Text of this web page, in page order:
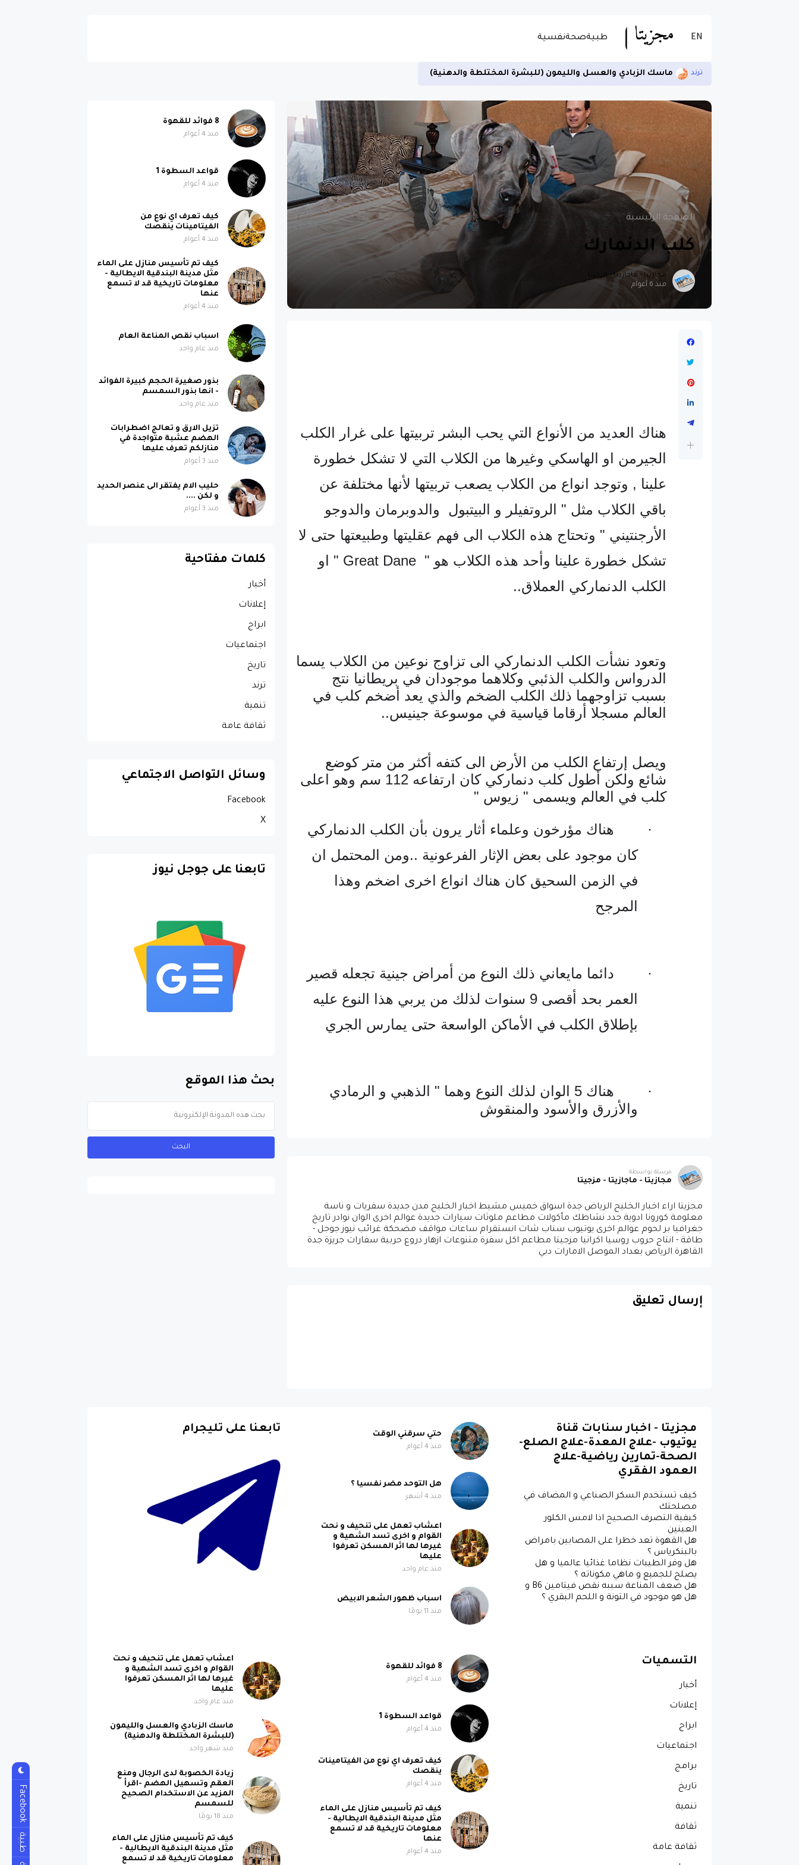
EN طبيةصحةنفسية
ترند ماسك الزبادي والعسل والليمون (للبشرة المختلطة والدهنية)
الصفحة الرئيسية
كلب الدنمارك
مجازيتا - ماجازيتا - مزجيتا
منذ 6 أعوام
هناك العديد من الأنواع التي يحب البشر تربيتها على غرار الكلب
الجيرمن او الهاسكي وغيرها من الكلاب التي لا تشكل خطورة
علينا , وتوجد انواع من الكلاب يصعب تربيتها لأنها مختلفة عن
باقي الكلاب مثل " الروتفيلر و البيتبول
والدوبرمان والدوجو
الأرجنتيني " وتحتاج هذه الكلاب الى فهم عقليتها وطبيعتها حتى لا
تشكل خطورة علينا وأحد هذه الكلاب هو " Great Dane " او
الكلب الدنماركي العملاق..
وتعود نشأت الكلب الدنماركي الى تزاوج نوعين من الكلاب يسما
الدرواس والكلب الذئبي وكلاهما موجودان في بريطانيا نتج
بسبب تزاوجهما ذلك الكلب الضخم والذي يعد أضخم كلب في
العالم مسجلا أرقاما قياسية في موسوعة جينيس..
ويصل إرتفاع الكلب من الأرض الى كتفه أكثر من متر كوضع
شائع ولكن أطول كلب دنماركي كان ارتفاعه 112 سم وهو اعلى
كلب في العالم ويسمى " زيوس "
·
هناك مؤرخون وعلماء أثار يرون بأن الكلب الدنماركي
كان موجود على بعض الإثار الفرعونية ..ومن المحتمل ان
في الزمن السحيق كان هناك انواع اخرى اضخم وهذا
المرجح
·
دائما مايعاني ذلك النوع من أمراض جينية تجعله قصير
العمر بحد أقصى 9 سنوات لذلك من يربي هذا النوع عليه
بإطلاق الكلب في الأماكن الواسعة حتى يمارس الجري
·
هناك 5 الوان لذلك النوع وهما " الذهبي و الرمادي
والأزرق والأسود والمنقوش
مرسلة بواسطة
مجازيتا - ماجازيتا - مزجيتا
مجزيتا اراء اخبار الخليج الرياض جدة اسواق خميس مشيط اخبار الخليج مدن جديدة سفريات و ناسة
معلومة كورونا ادوية جدد نشاطك مأكولات مطاعم ملوثات سيارات جديدة عوالم اخرى الوان نوادر تاريخ
جغرافيا بر لحوم عوالم اخرى يوتيوب سناب شات انستقرام ساعات مواقف مضحكة غرائب نيوز جوجل -
طاقة - انتاج حروب روسيا اكرانيا مزجيتا مطاعم اكل سفرة متنوعات ازهار دروع حربية سفارات جريزة جدة
القاهرة الرياض بغداد الموصل الامارات دبي
إرسال تعليق
8 فوائد للقهوة
منذ 4 أعوام
قواعد السطوة 1
منذ 4 أعوام
كيف تعرف اي نوع من
الفيتامينات ينقصك
منذ 4 أعوام
كيف تم تأسيس منازل على الماء
مثل مدينة البندقية الايطالية -
معلومات تاريخية قد لا تسمع
عنها
منذ 4 أعوام
اسباب نقص المناعة العام
منذ عام واحد
بذور صغيرة الحجم كبيرة الفوائد
- انها بذور السمسم
منذ عام واحد
تزيل الارق و تعالج اضطرابات
الهضم عشبة متواجدة في
منازلكم تعرف عليها
منذ 3 أعوام
حليب الام يفتقر الى عنصر الحديد
و لكن ....
منذ 3 أعوام
كلمات مفتاحية
أخبار
إعلانات
ابراج
اجتماعيات
تاريخ
ترند
تنمية
ثقافة عامة
وسائل التواصل الاجتماعي
Facebook
X
تابعنا على جوجل نيوز
بحث هذا الموقع
مجزيتا - اخبار سنابات قناة
يوتيوب -علاج المعدة-علاج الصلع-
الصحة-تمارين رياضية-علاج
العمود الفقري
كيف تستخدم السكر الصناعي و المضاف في
مصلحتك
كيفية التصرف الصحيح اذا لامس الكلور
العينين
هل القهوة تعد خطرا على المصابين بامراض
بالبنكرياس ؟
هل وفر الطيبات نظاما غذائيا عالميا و هل
يصلح للجميع و ماهي مكوناته ؟
هل ضعف المناعة سببه نقص فيتامين B6 و
هل هو موجود في التونة و اللحم البقري ؟
حتي سرقني الوقت
منذ 4 أعوام
هل التوحد مضر نفسيا ؟
منذ 4 أشهر
اعشاب تعمل على تنحيف و نحت
القوام و اخرى تسد الشهية و
غيرها لها اثر المسكن تعرفوا
عليها
منذ عام واحد
اسباب ظهور الشعر الابيض
منذ 11 يومًا
تابعنا على تليجرام
التسميات
أخبار
إعلانات
ابراج
اجتماعيات
برامج
تاريخ
تنمية
ثقافة
ثقافة عامة
8 فوائد للقهوة
منذ 4 أعوام
قواعد السطوة 1
منذ 4 أعوام
كيف تعرف اي نوع من الفيتامينات
ينقصك
منذ 4 أعوام
كيف تم تأسيس منازل على الماء
مثل مدينة البندقية الايطالية -
معلومات تاريخية قد لا تسمع
عنها
منذ 4 أعوام
اعشاب تعمل على تنحيف و نحت
القوام و اخرى تسد الشهية و
غيرها لها اثر المسكن تعرفوا
عليها
منذ عام واحد
ماسك الزبادي والعسل والليمون
(للبشرة المختلطة والدهنية)
منذ شهر واحد
زيادة الخصوبة لدى الرجال ومنع
العقم وتسهيل الهضم -اقرأ
المزيد عن الاستخدام الصحيح
للسمسم
منذ 18 يومًا
كيف تم تأسيس منازل على الماء
مثل مدينة البندقية الايطالية -
معلومات تاريخية قد لا تسمع
Facebook
طبية